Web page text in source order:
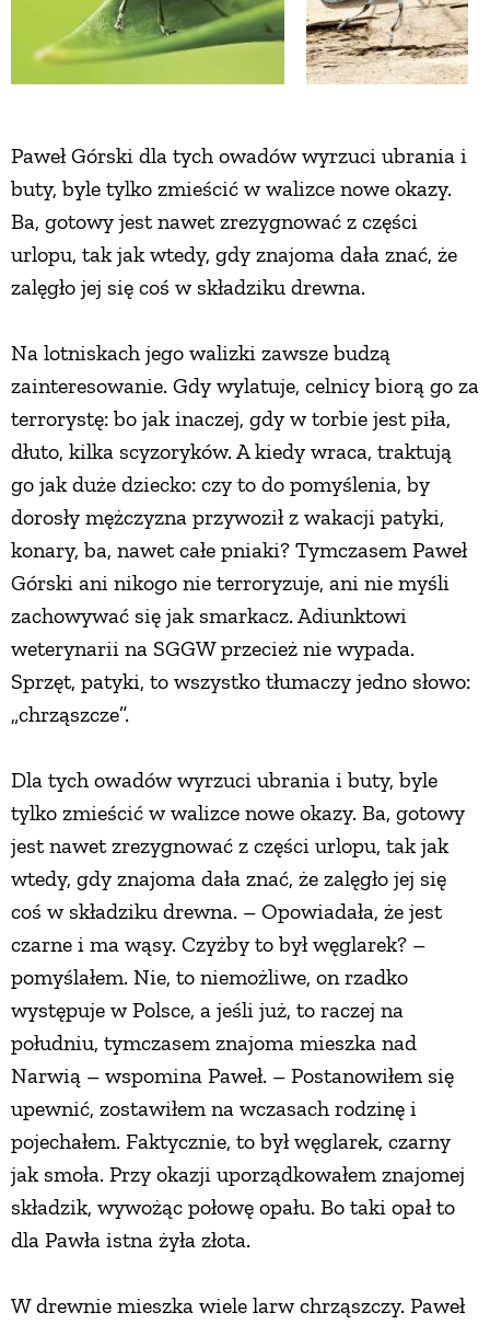
Paweł Górski dla tych owadów wyrzuci ubrania i
buty, byle tylko zmieścić w walizce nowe okazy.
Ba, gotowy jest nawet zrezygnować z części
urlopu, tak jak wtedy, gdy znajoma dała znać, że
zalęgło jej się coś w składziku drewna.
Na lotniskach jego walizki zawsze budzą
zainteresowanie. Gdy wylatuje, celnicy biorą go za
terrorystę: bo jak inaczej, gdy w torbie jest piła,
dłuto, kilka scyzoryków. A kiedy wraca, traktują
go jak duże dziecko: czy to do pomyślenia, by
dorosły mężczyzna przywoził z wakacji patyki,
konary, ba, nawet całe pniaki? Tymczasem Paweł
Górski ani nikogo nie terroryzuje, ani nie myśli
zachowywać się jak smarkacz. Adiunktowi
weterynarii na SGGW przecież nie wypada.
Sprzęt, patyki, to wszystko tłumaczy jedno słowo:
„chrząszcze”.
Dla tych owadów wyrzuci ubrania i buty, byle
tylko zmieścić w walizce nowe okazy. Ba, gotowy
jest nawet zrezygnować z części urlopu, tak jak
wtedy, gdy znajoma dała znać, że zalęgło jej się
coś w składziku drewna. – Opowiadała, że jest
czarne i ma wąsy. Czyżby to był węglarek? –
pomyślałem. Nie, to niemożliwe, on rzadko
występuje w Polsce, a jeśli już, to raczej na
południu, tymczasem znajoma mieszka nad
Narwią – wspomina Paweł. – Postanowiłem się
upewnić, zostawiłem na wczasach rodzinę i
pojechałem. Faktycznie, to był węglarek, czarny
jak smoła. Przy okazji uporządkowałem znajomej
składzik, wywożąc połowę opału. Bo taki opał to
dla Pawła istna żyła złota.
W drewnie mieszka wiele larw chrząszczy. Paweł
EKO ŻYCIE
ZWIERZĘTA DOMOWE
ZWIERZĘTA W NATURZE
GRZYBY
KRAJOBRAZ
RĘKODZIEŁO
RZEMIOSŁO
ZWYCZAJE
ZRÓB TO SAM
PRZEPISY
ŚNIADANIA
PRZYSTAWKI
ZUPY
DANIA GŁÓWNE
CIASTA I DESERY
DODATKI
PRZETWORY
INNE